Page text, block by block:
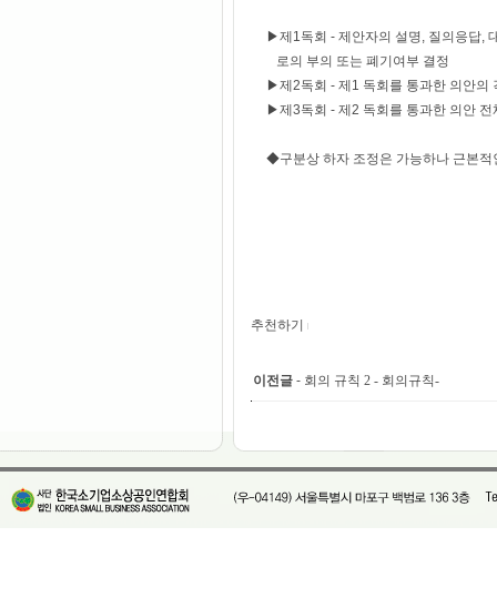
▶제1독회 - 제안자의 설명, 질의응답,
로의 부의 또는 폐기여부 결정
▶제2독회 - 제1 독회를 통과한 의안의
▶제3독회 - 제2 독회를 통과한 의안
◆구분상 하자 조정은 가능하나 근본적
추천하기
이전글 - 회의 규칙 2 - 회의규칙-